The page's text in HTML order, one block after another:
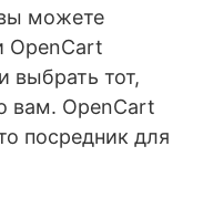
можете
OpenCart
выбрать тот,
вам. OpenCart
посредник для